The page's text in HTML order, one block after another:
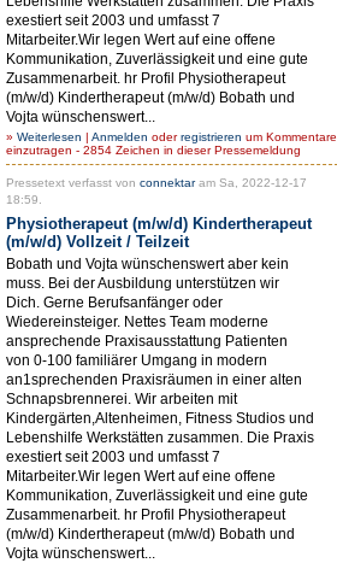
exestiert seit 2003 und umfasst 7
Mitarbeiter.Wir legen Wert auf eine offene
Kommunikation, Zuverlässigkeit und eine gute
Zusammenarbeit. hr Profil Physiotherapeut
(m/w/d) Kindertherapeut (m/w/d) Bobath und
Vojta wünschenswert...
» Weiterlesen | Anmelden oderregistrieren um Kommentare
einzutragen - 2854 Zeichen in dieser Pressemeldung
Pressetext verfasst von connektaram Sa, 2022-12-17
18:59.
Physiotherapeut (m/w/d) Kindertherapeut
(m/w/d) Vollzeit / Teilzeit
Bobath und Vojta wünschenswert aber kein
muss. Bei der Ausbildung unterstützen wir
Dich. Gerne Berufsanfänger oder
Wiedereinsteiger. Nettes Team moderne
ansprechende Praxisausstattung Patienten
von 0-100 familiärer Umgang in modern
an1sprechenden Praxisräumen in einer alten
Schnapsbrennerei. Wir arbeiten mit
Kindergärten,Altenheimen, Fitness Studios und
Lebenshilfe Werkstätten zusammen. Die Praxis
exestiert seit 2003 und umfasst 7
Mitarbeiter.Wir legen Wert auf eine offene
Kommunikation, Zuverlässigkeit und eine gute
Zusammenarbeit. hr Profil Physiotherapeut
(m/w/d) Kindertherapeut (m/w/d) Bobath und
Vojta wünschenswert...